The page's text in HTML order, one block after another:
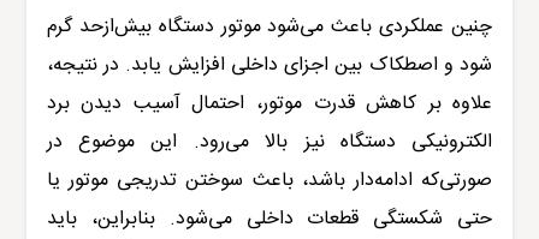
چنین عملکردی باعث می‌شود موتور دستگاه بیش‌ازحد گرم
شود و اصطکاک بین اجزای داخلی افزایش یابد. در نتیجه،
علاوه بر کاهش قدرت موتور، احتمال آسیب دیدن برد
الکترونیکی دستگاه نیز بالا می‌رود. این موضوع در
صورتی‌که ادامه‌دار باشد، باعث سوختن تدریجی موتور یا
حتی شکستگی قطعات داخلی می‌شود. بنابراین، باید